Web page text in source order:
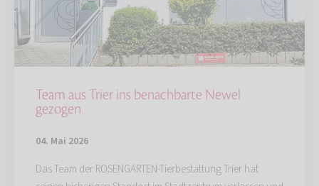
Team aus Trier ins benachbarte Newel
gezogen
04. Mai 2026
Das Team der ROSENGARTEN-Tierbestattung Trier hat